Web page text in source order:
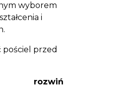
wyborem
i
pościel przed
rozwiń